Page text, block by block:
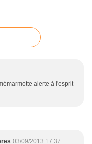
alerte à l'esprit
03/09/2013 17:37